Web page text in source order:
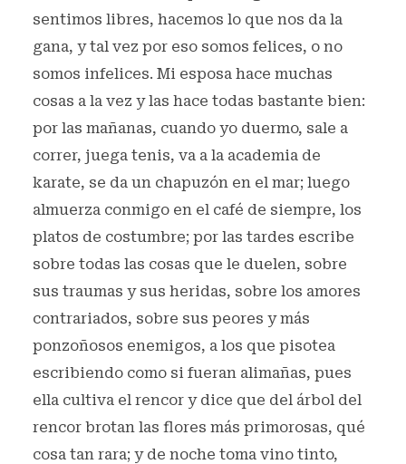
sentimos libres, hacemos lo que nos da la
gana, y tal vez por eso somos felices, o no
somos infelices. Mi esposa hace muchas
cosas a la vez y las hace todas bastante bien:
por las mañanas, cuando yo duermo, sale a
correr, juega tenis, va a la academia de
karate, se da un chapuzón en el mar; luego
almuerza conmigo en el café de siempre, los
platos de costumbre; por las tardes escribe
sobre todas las cosas que le duelen, sobre
sus traumas y sus heridas, sobre los amores
contrariados, sobre sus peores y más
ponzoñosos enemigos, a los que pisotea
escribiendo como si fueran alimañas, pues
ella cultiva el rencor y dice que del árbol del
rencor brotan las flores más primorosas, qué
cosa tan rara; y de noche toma vino tinto,